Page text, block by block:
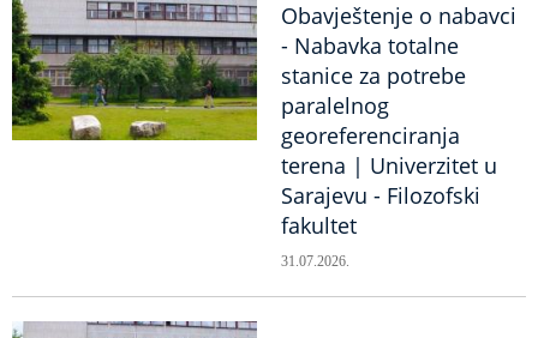
Obavještenje o nabavci
- Nabavka totalne
stanice za potrebe
paralelnog
georeferenciranja
terena | Univerzitet u
Sarajevu - Filozofski
fakultet
31.07.2026.